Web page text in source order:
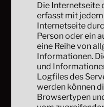
Die Internetseite
erfasst mit
Internetseite
Person oder ein
eine Reihe von
Informationen.
und
Logfiles des
werden können
Browsertypen